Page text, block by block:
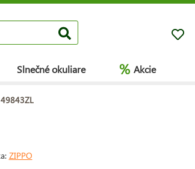
Slnečné okuliare % Akcie
ZIPPO